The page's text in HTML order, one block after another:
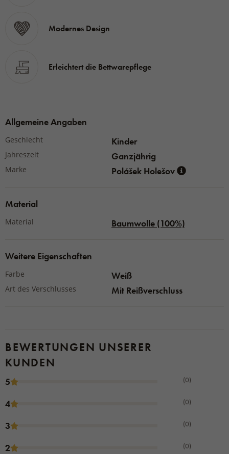
Maßen 140 x 200 cm.
Modernes Design
Erleichtert die Bettwarepflege
Allgemeine Angaben
Geschlecht Kinder
Jahreszeit Ganzjährig
Marke Polášek Holešov
Material
Material Baumwolle (100%)
Weitere Eigenschaften
Farbe Weiß
Art des Verschlusses Mit Reißverschluss
BEWERTUNGEN UNSERER
KUNDEN
5 (0)
4 (0)
3 (0)
2 (0)